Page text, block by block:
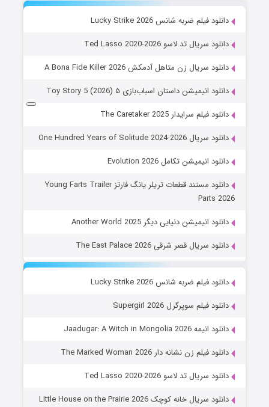
دانلود فیلم ضربه شانس Lucky Strike 2026
دانلود سریال تد لاسو Ted Lasso 2020-2026
دانلود سریال زن متاهل آدمکش A Bona Fide Killer 2026
دانلود انیمیشن داستان اسباب‌بازی ۵ Toy Story 5 (2026)
دانلود فیلم سرایدار The Caretaker 2025
دانلود سریال One Hundred Years of Solitude 2024-2026
دانلود انیمیشن تکامل Evolution 2026
دانلود مستند قطعات تریلر یانگ فارتز Young Farts Trailer
Parts 2026
دانلود انیمیشن دنیایی دیگر Another World 2025
دانلود سریال قصر شرقی The East Palace 2026
دانلود فیلم ضربه شانس Lucky Strike 2026
دانلود فیلم سوپرگرل Supergirl 2026
دانلود انیمه Jaadugar: A Witch in Mongolia 2026
دانلود فیلم زن نشانه دار The Marked Woman 2026
دانلود سریال تد لاسو Ted Lasso 2020-2026
دانلود سریال خانه کوچک Little House on the Prairie 2026